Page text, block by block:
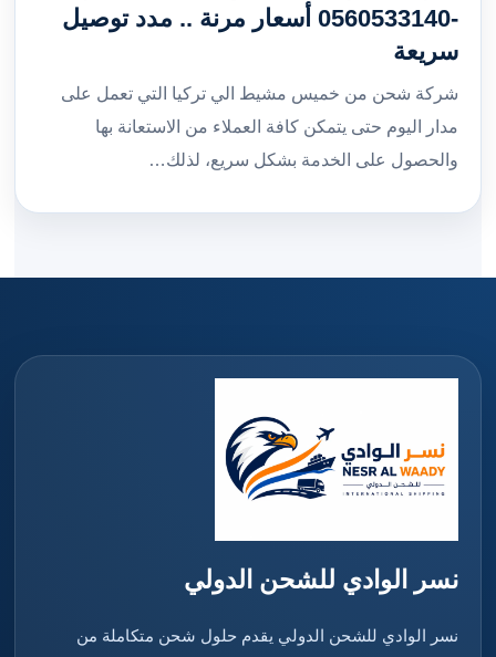
-0560533140 أسعار مرنة .. مدد توصيل
سريعة
شركة شحن من خميس مشيط الي تركيا التي تعمل على
مدار اليوم حتى يتمكن كافة العملاء من الاستعانة بها
والحصول على الخدمة بشكل سريع، لذلك…
نسر الوادي للشحن الدولي
نسر الوادي للشحن الدولي يقدم حلول شحن متكاملة من